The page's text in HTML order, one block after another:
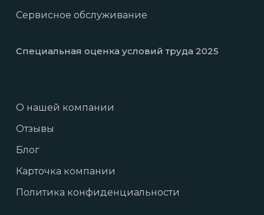
Сервисное обслуживание
Специальная оценка условий труда 2025
О нашей компании
Отзывы
Блог
Карточка компании
Политика конфиденциальности